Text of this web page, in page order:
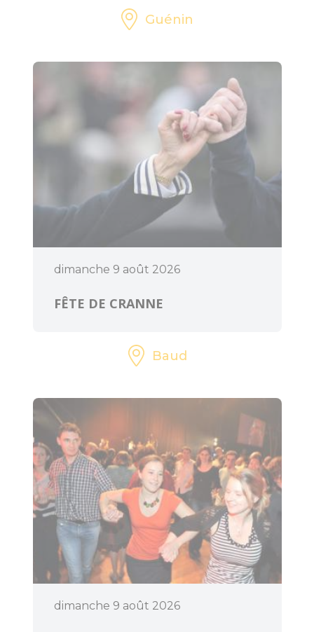
Guénin
dimanche 9 août 2026
FÊTE DE CRANNE
Baud
dimanche 9 août 2026